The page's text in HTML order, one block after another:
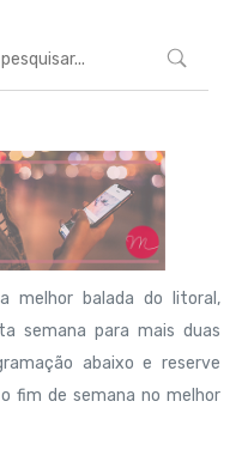
melhor balada do litoral,
semana para mais duas
abaixo e reserve
fim de semana no melhor